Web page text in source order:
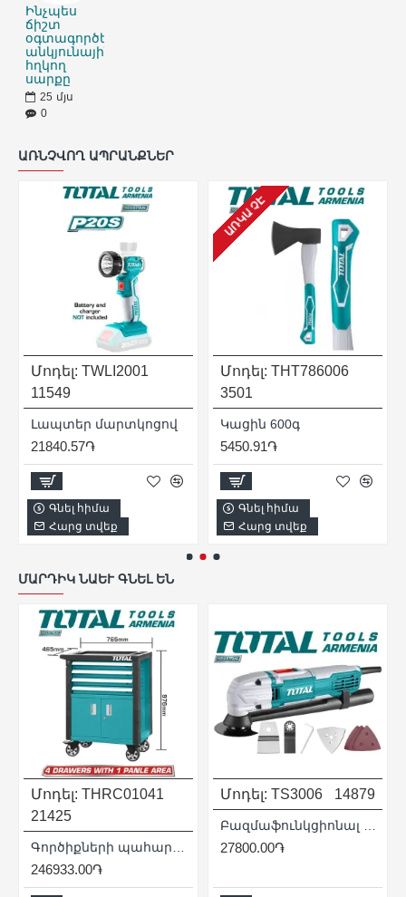
Ինչպես
ճիշտ
օգտագործել
անկյունային
հղկող
սարքը
25 մյս
0
ԱՌՆՉՎՈՂ ԱՊՐԱՆՔՆԵՐ
Մոդել: TWLI2001
11549
Լապտեր մարտկոցով
21840.57֏
Գնել հիմա
Հարց տվեք
ԱՌԿԱ ՉԷ
Մոդել: THT786006
3501
Կացին 600գ
5450.91֏
Գնել հիմա
Հարց տվեք
ՄԱՐԴԻԿ ՆԱԵՒ ԳՆԵԼ ԵՆ
Մոդել: THRC01041
21425
246933.00֏
Մոդել: TS3006 14879
27800.00֏